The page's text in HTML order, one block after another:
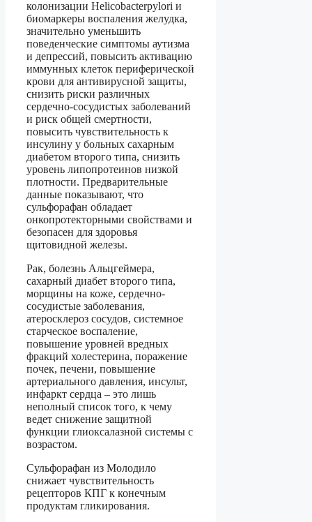
колонизации Helicobacterpylori и
биомаркеры воспаления желудка,
значительно уменьшить
поведенческие симптомы аутизма
и депрессий, повысить активацию
иммунных клеток периферической
крови для антивирусной защиты,
снизить риски различных
сердечно-сосудистых заболеваний
и риск общей смертности,
повысить чувствительность к
инсулину у больных сахарным
диабетом второго типа, снизить
уровень липопротеинов низкой
плотности. Предварительные
данные показывают, что
сульфорафан обладает
онкопротекторными свойствами и
безопасен для здоровья
щитовидной железы.
Рак, болезнь Альцгеймера,
сахарный диабет второго типа,
морщины на коже, сердечно-
сосудистые заболевания,
атеросклероз сосудов, системное
старческое воспаление,
повышение уровней вредных
фракций холестерина, поражение
почек, печени, повышение
артериального давления, инсульт,
инфаркт сердца – это лишь
неполный список того, к чему
ведет снижение защитной
функции глиоксалазной системы с
возрастом.
Сульфорафан из Молодило
снижает чувствительность
рецепторов КПГ к конечным
продуктам гликирования.